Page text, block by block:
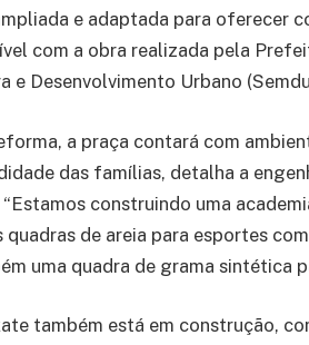
e adaptada para oferecer
com a obra realizada pela
e Desenvolvimento Urbano
a praça contará com
das famílias, detalha a
construindo uma
quadras de areia para esportes
uma quadra de grama sintética
também está em construção,